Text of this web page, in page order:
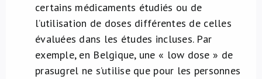
certains médicaments étudiés ou de
l’utilisation de doses différentes de celles
évaluées dans les études incluses. Par
exemple, en Belgique, une « low dose » de
prasugrel ne s’utilise que pour les personnes